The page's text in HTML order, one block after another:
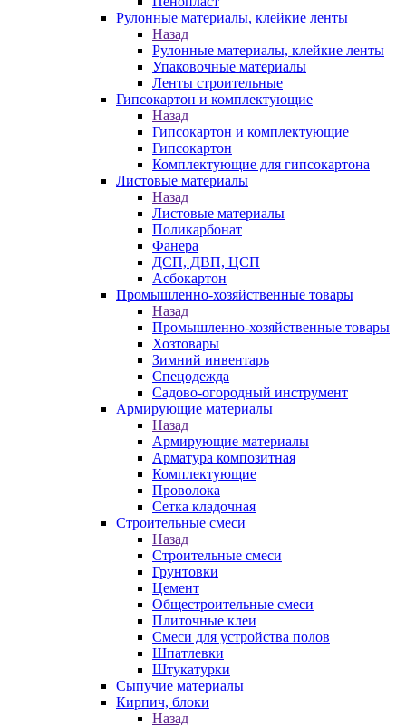
Рулонные материалы, клейкие ленты
Назад
Рулонные материалы, клейкие ленты
Упаковочные материалы
Ленты строительные
Гипсокартон и комплектующие
Назад
Гипсокартон и комплектующие
Гипсокартон
Комплектующие для гипсокартона
Листовые материалы
Назад
Листовые материалы
Поликарбонат
Фанера
ДСП, ДВП, ЦСП
Асбокартон
Промышленно-хозяйственные товары
Назад
Промышленно-хозяйственные товары
Хозтовары
Зимний инвентарь
Спецодежда
Садово-огородный инструмент
Армирующие материалы
Назад
Армирующие материалы
Арматура композитная
Комплектующие
Проволока
Сетка кладочная
Строительные смеси
Назад
Строительные смеси
Грунтовки
Цемент
Общестроительные смеси
Плиточные клеи
Смеси для устройства полов
Шпатлевки
Штукатурки
Сыпучие материалы
Кирпич, блоки
Назад